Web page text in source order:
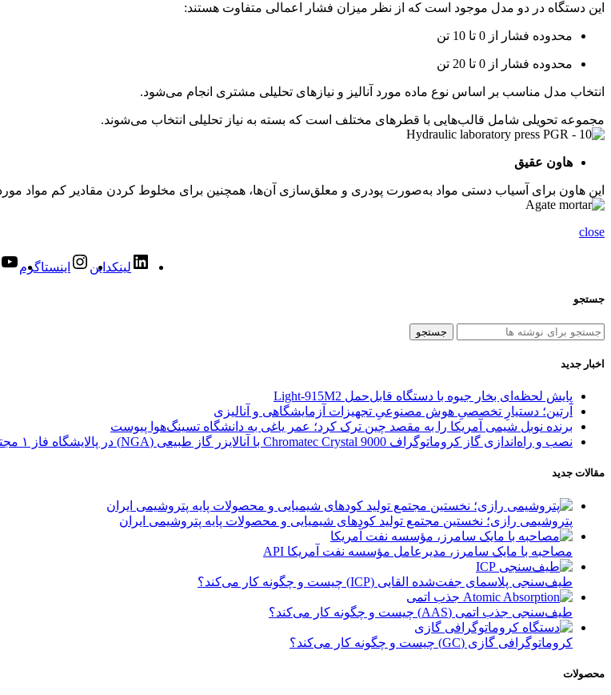
این دستگاه در دو مدل موجود است که از نظر میزان فشار اعمالی متفاوت هستند:
محدوده فشار از 0 تا 10 تن
محدوده فشار از 0 تا 20 تن
انتخاب مدل مناسب بر اساس نوع ماده مورد آنالیز و نیازهای تحلیلی مشتری انجام می‌شود.
مجموعه تحویلی شامل قالب‌هایی با قطرهای مختلف است که بسته به نیاز تحلیلی انتخاب می‌شوند.
هاون عقیق
این هاون برای آسیاب دستی مواد به‌صورت پودری و معلق‌سازی آن‌ها، همچنین برای مخلوط کردن مقادیر کم مواد
close
لینکداین اینستاگرم
جستجو
جستجو
اخبار جدید
پایش لحظه‌ای بخار جیوه با دستگاه قابل‌حمل Light‑915M2
آرتین؛ دستیارِ تخصصیِ هوش مصنوعیِ تجهیزات آزمایشگاهی و آنالیزی
برنده نوبل شیمی آمریکا را به مقصد چین ترک کرد؛ عمر یاغی به دانشگاه تسینگ‌هوا پیوست
نصب و راه‌اندازی گاز کروماتوگراف Chromatec Crystal 9000 با آنالایزر گاز طبیعی (NGA) در پالایشگاه فاز ۱ مجتمع گاز پارس جنوبی (SPGC)
مقالات جدید
پتروشیمی رازی؛ نخستین مجتمع تولید کودهای شیمیایی و محصولات پایه پتروشیمی ایران
مصاحبه با مایک سامرز، مدیرعامل مؤسسه نفت آمریکا API
طیف‌سنجی پلاسمای جفت‌شده القایی (ICP) چیست و چگونه کار می‌کند؟
طیف‌سنجی جذب اتمی (AAS) چیست و چگونه کار می‌کند؟
کروماتوگرافی گازی (GC) چیست و چگونه کار می‌کند؟
محصولات